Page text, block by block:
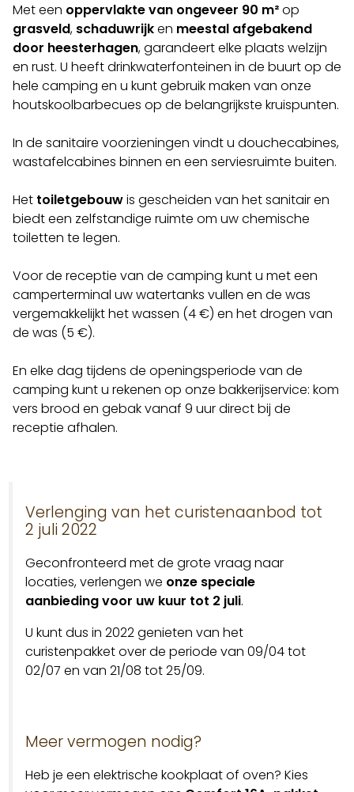
Met een oppervlakte van ongeveer 90 m²op
grasveld, schaduwrijken meestal afgebakend
door heesterhagen, garandeert elke plaats welzijn
en rust. U heeft drinkwaterfonteinen in de buurt op de
hele camping en u kunt gebruik maken van onze
houtskoolbarbecues op de belangrijkste kruispunten.
In de sanitaire voorzieningen vindt u douchecabines,
wastafelcabines binnen en een serviesruimte buiten.
Het toiletgebouwis gescheiden van het sanitair en
biedt een zelfstandige ruimte om uw chemische
toiletten te legen.
Voor de receptie van de camping kunt u met een
camperterminal uw watertanks vullen en de was
vergemakkelijkt het wassen (4 €) en het drogen van
de was (5 €).
En elke dag tijdens de openingsperiode van de
camping kunt u rekenen op onze bakkerijservice: kom
vers brood en gebak vanaf 9 uur direct bij de
receptie afhalen.
Verlenging van het curistenaanbod tot
2 juli 2022
Geconfronteerd met de grote vraag naar
locaties, verlengen we onze speciale
aanbieding voor uw kuur tot 2 juli.
U kunt dus in 2022 genieten van het
curistenpakket over de periode van 09/04 tot
02/07 en van 21/08 tot 25/09.
Meer vermogen nodig?
Heb je een elektrische kookplaat of oven? Kies